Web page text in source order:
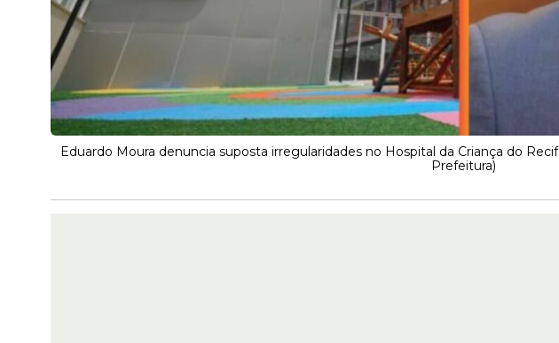
Eduardo Moura denuncia suposta irregularidades no Hospital da Criança do
Prefeitura)